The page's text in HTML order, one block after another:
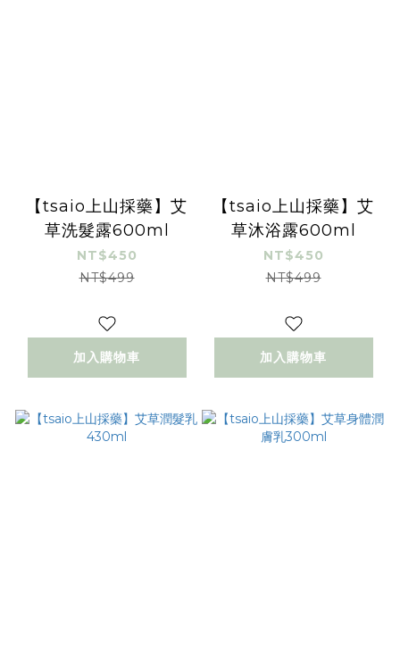
【tsaio上山採藥】艾
草洗髮露600ml
NT$450
NT$499
加入購物車
【tsaio上山採藥】艾
草沐浴露600ml
NT$450
NT$499
加入購物車